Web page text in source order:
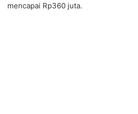
mencapai Rp360 juta.